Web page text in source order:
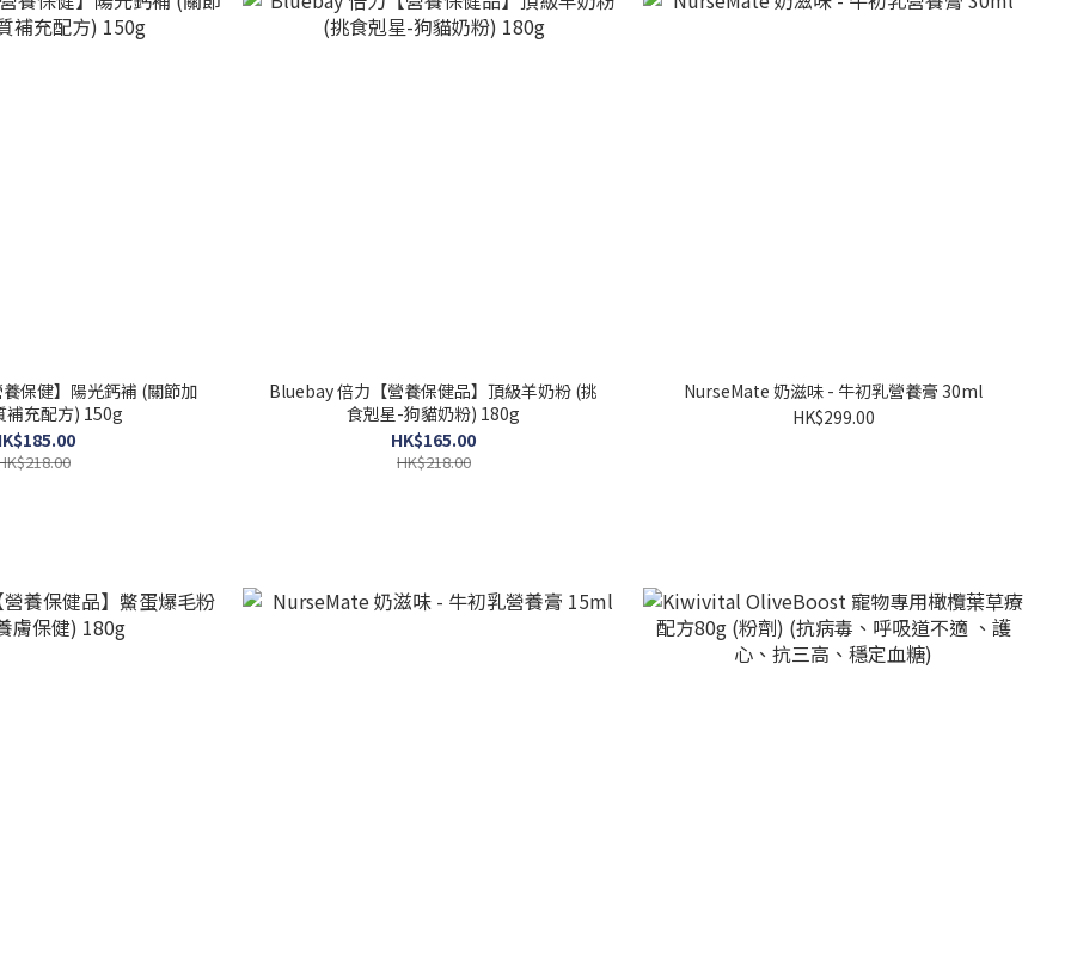
保健】陽光鈣補 (關節加
補充配方) 150g
Bluebay 倍力【營養保健品】頂級羊奶粉 (挑
食剋星-狗貓奶粉) 180g
HK$165.00
HK$218.00
NurseMate 奶滋味 - 牛初乳營養膏 30ml
HK$299.00